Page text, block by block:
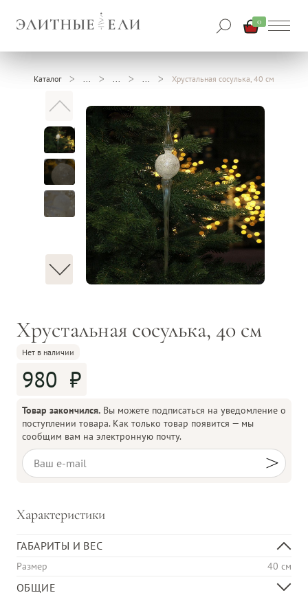
0
Каталог Хрустальная сосулька, 40 см
Хрустальная сосулька, 40 см
Нет в наличии
980
Товар закончился. Вы можете подписаться на уведомление о
поступлении товара. Как только товар появится — мы
сообщим вам на электронную почту.
Характеристики
ГАБАРИТЫ И ВЕС
Размер 40 см
ОБЩИЕ